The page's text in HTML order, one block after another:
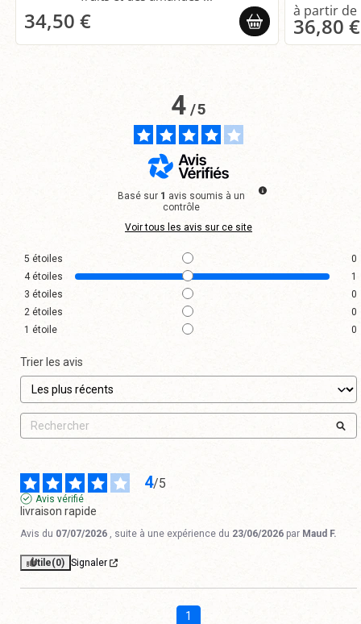
34,50 € 36,80 €
4/5
Basé sur 1 avis soumis à un
contrôle
Voir tous les avis sur ce site
5 étoiles
0
4 étoiles
1
3 étoiles
0
2 étoiles
0
1 étoile 0
Trier les avis
4/5
Avis vérifié
livraison rapide
Avis du 07/07/2026 , suite à une expérience du 23/06/2026 par Maud F.
Utile(0) Signaler
1